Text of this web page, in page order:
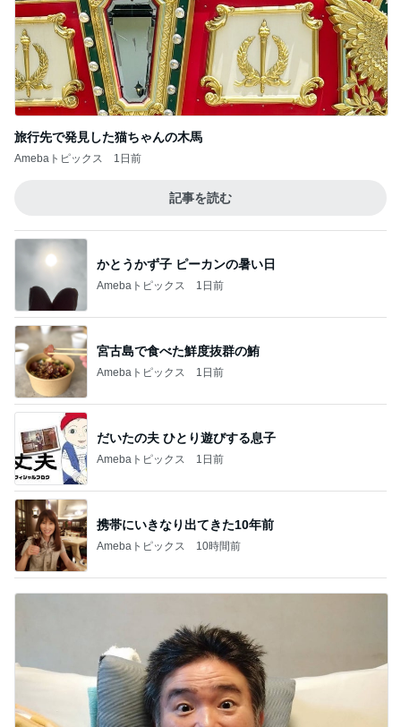
旅行先で発見した猫ちゃんの木馬
Amebaトピックス 1日前
記事を読む
かとうかず子 ピーカンの暑い日
Amebaトピックス 1日前
宮古島で食べた鮮度抜群の鮪
Amebaトピックス 1日前
だいたの夫 ひとり遊びする息子
Amebaトピックス 1日前
携帯にいきなり出てきた10年前
Amebaトピックス 10時間前